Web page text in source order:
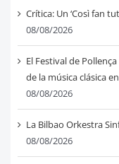
Crítica: Un ‘Così fan
08/08/2026
El Festival de
de la música clásica
08/08/2026
La Bilbao Orkestra
08/08/2026